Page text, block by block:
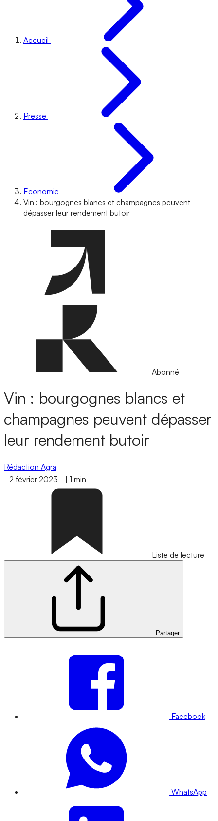
Accueil
Presse
Economie
Vin : bourgognes blancs et champagnes peuvent
dépasser leur rendement butoir
Abonné
Vin : bourgognes blancs et
champagnes peuvent dépasser
leur rendement butoir
Rédaction Agra
- 2 février 2023 - 1 min
Liste de lecture
Partager
Facebook
WhatsApp